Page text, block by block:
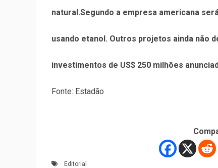
natural.Segundo a empresa americana
usando etanol. Outros projetos ainda não
investimentos de US$ 250 milhões
Fonte: Estadão
Editorial